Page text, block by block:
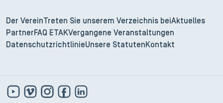
Der Verein Treten Sie unserem Verzeichnis bei Aktuelles
Partner FAQ ETAKVergangene Veranstaltungen
DatenschutzrichtlinieUnsere Statuten Kontakt